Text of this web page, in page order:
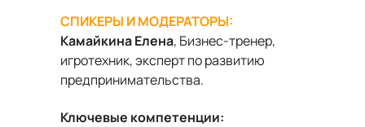
СПИКЕРЫ И МОДЕРАТОРЫ:
Камайкина Елена, Бизнес-тренер,
игротехник, эксперт по развитию
предпринимательства.
Ключевые компетенции: